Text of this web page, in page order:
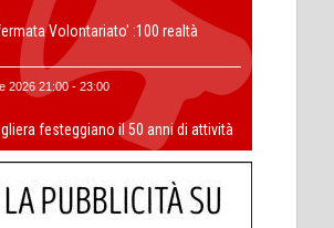
Volontariato' :100 realtà
2026 21:00 - 23:00
festeggiano il 50 anni di attività